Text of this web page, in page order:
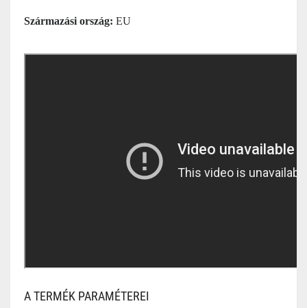
Származási ország: EU
A TERMÉK PARAMÉTEREI